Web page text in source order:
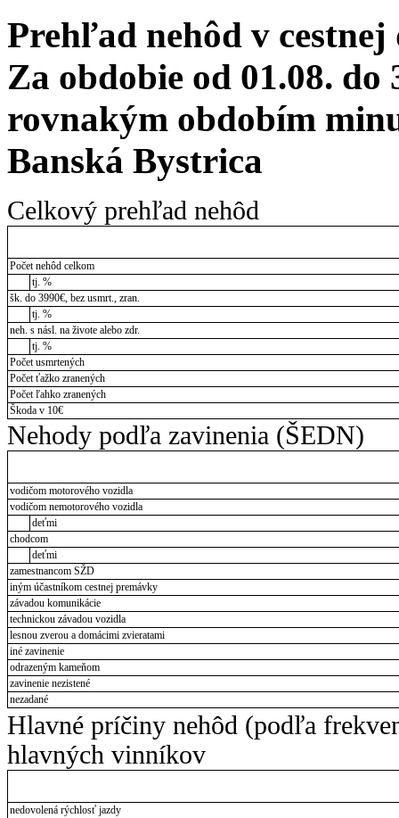
Prehľad nehôd v cestnej
Za obdobie od 01.08. do
rovnakým obdobím
Banská Bystrica
Celkový prehľad nehôd
Počet nehôd celkom
tj. %
šk. do 3990€, bez usmrt., zran.
tj. %
neh. s násl. na živote alebo zdr.
tj. %
Počet usmrtených
Počet ťažko zranených
Počet ľahko zranených
Škoda v 10€
Nehody podľa zavinenia (ŠEDN)
vodičom motorového vozidla
vodičom nemotorového vozidla
deťmi
chodcom
deťmi
zamestnancom SŽD
iným účastníkom cestnej premávky
závadou komunikácie
technickou závadou vozidla
lesnou zverou a domácimi zvieratami
iné zavinenie
odrazeným kameňom
zavinenie nezistené
nezadané
Hlavné príčiny nehôd (podľa
hlavných vinníkov
nedovolená rýchlosť jazdy